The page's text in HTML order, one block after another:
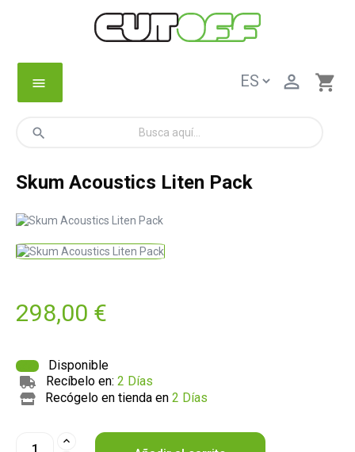
menu shopping_cart

search
Skum Acoustics Liten Pack
298,00 €
Disponible
Recíbelo en:2 Días
Recógelo en tienda en2 Días